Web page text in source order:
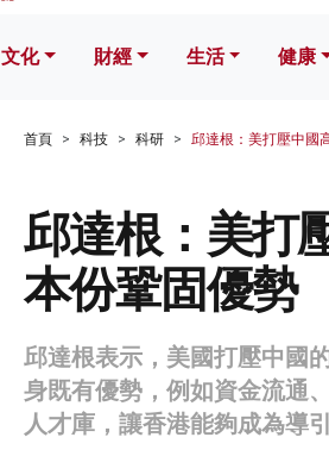
文化 財經 生活 健康
首頁 科技 科研 邱達根：美打壓中國
邱達根：美打
本份鞏固優勢
邱達根表示，美國打壓中國
身既有優勢，例如資金流通
人才庫，讓香港能夠成為導